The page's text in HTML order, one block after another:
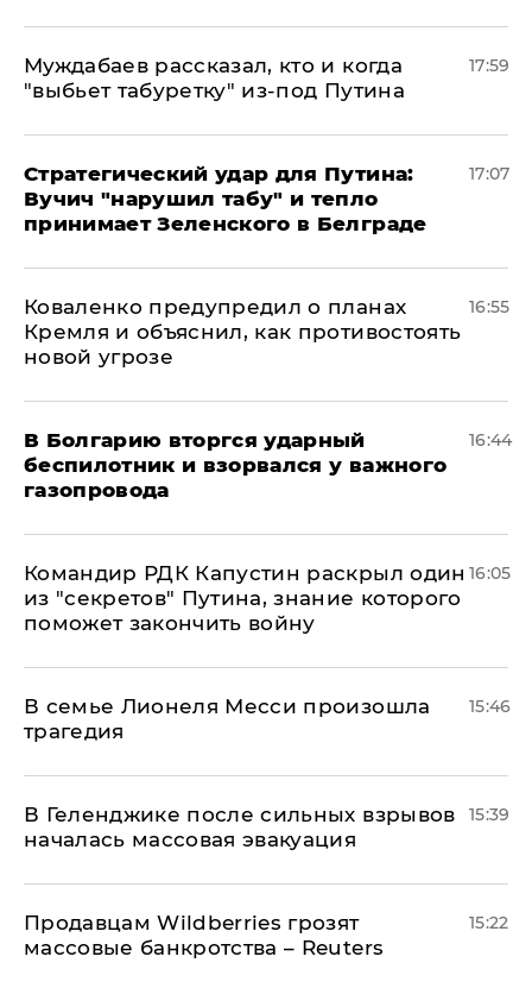
Муждабаев рассказал, кто и когда
"выбьет табуретку" из-под Путина
17:59
Стратегический удар для Путина:
Вучич "нарушил табу" и тепло
принимает Зеленского в Белграде
17:07
Коваленко предупредил о планах
Кремля и объяснил, как противостоять
новой угрозе
16:55
В Болгарию вторгся ударный
беспилотник и взорвался у важного
газопровода
16:44
Командир РДК Капустин раскрыл один
из "секретов" Путина, знание которого
поможет закончить войну
16:05
В семье Лионеля Месси произошла
трагедия
15:46
В Геленджике после сильных взрывов
началась массовая эвакуация
15:39
Продавцам Wildberries грозят
массовые банкротства – Reuters
15:22